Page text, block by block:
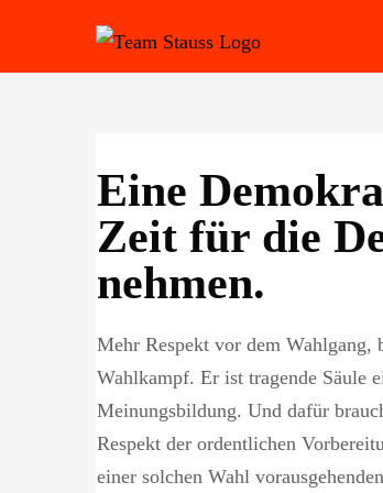
Eine
Zeit für die
nehmen.
Mehr Respekt vor dem
Wahlkampf. Er ist tragende Säule
Meinungsbildung. Und dafür
Respekt der ordentlichen
einer solchen Wahl